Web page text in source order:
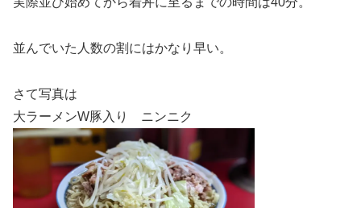
並んでいた人数の割にはかなり早い。
さて写真は
大ラーメンW豚入り ニンニク